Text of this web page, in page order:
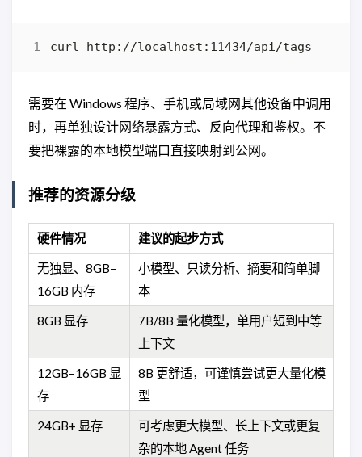
需要在 Windows 程序、手机或局域网其他设备中调用
时，再单独设计网络暴露方式、反向代理和鉴权。不
要把裸露的本地模型端口直接映射到公网。
推荐的资源分级
硬件情况 建议的起步方式
无独显、8GB–
16GB 内存
小模型、只读分析、摘要和简单脚
本
8GB 显存
7B/8B 量化模型，单用户短到中等
上下文
12GB–16GB 显
存
8B 更舒适，可谨慎尝试更大量化模
型
24GB+ 显存
可考虑更大模型、长上下文或更复
杂的本地 Agent 任务